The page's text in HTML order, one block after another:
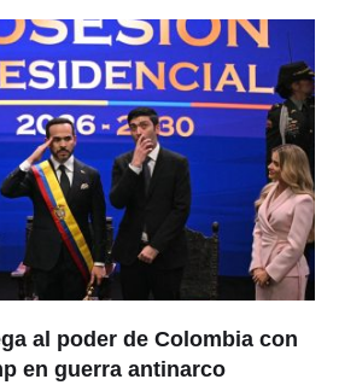
al poder de Colombia con
en guerra antinarco